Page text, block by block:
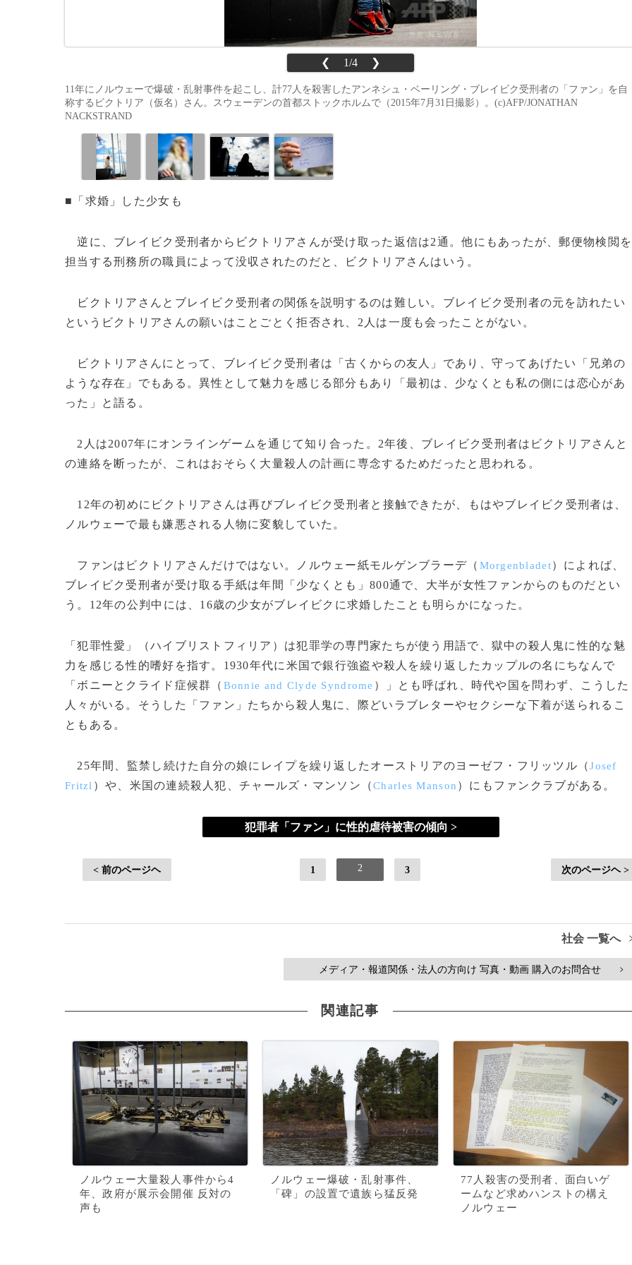
❮ 1/4 ❯
11年にノルウェーで爆破・乱射事件を起こし、計77人を殺害したアンネシュ・ベーリング・ブレイビク受刑者の「ファン」を自
称するビクトリア（仮名）さん。スウェーデンの首都ストックホルムで（2015年7月31日撮影）。(c)AFP/JONATHAN
NACKSTRAND
■「求婚」した少女も
逆に、ブレイビク受刑者からビクトリアさんが受け取った返信は2通。他にもあったが、郵便物検閲を
担当する刑務所の職員によって没収されたのだと、ビクトリアさんはいう。
ビクトリアさんとブレイビク受刑者の関係を説明するのは難しい。ブレイビク受刑者の元を訪れたい
というビクトリアさんの願いはことごとく拒否され、2人は一度も会ったことがない。
ビクトリアさんにとって、ブレイビク受刑者は「古くからの友人」であり、守ってあげたい「兄弟の
ような存在」でもある。異性として魅力を感じる部分もあり「最初は、少なくとも私の側には恋心があ
った」と語る。
2人は2007年にオンラインゲームを通じて知り合った。2年後、ブレイビク受刑者はビクトリアさんと
の連絡を断ったが、これはおそらく大量殺人の計画に専念するためだったと思われる。
12年の初めにビクトリアさんは再びブレイビク受刑者と接触できたが、もはやブレイビク受刑者は、
ノルウェーで最も嫌悪される人物に変貌していた。
ファンはビクトリアさんだけではない。ノルウェー紙モルゲンブラーデ（ Morgenbladet）によれば、
ブレイビク受刑者が受け取る手紙は年間「少なくとも」800通で、大半が女性ファンからのものだとい
う。12年の公判中には、16歳の少女がブレイビクに求婚したことも明らかになった。
「犯罪性愛」（ハイブリストフィリア）は犯罪学の専門家たちが使う用語で、獄中の殺人鬼に性的な魅
力を感じる性的嗜好を指す。1930年代に米国で銀行強盗や殺人を繰り返したカップルの名にちなんで
「ボニーとクライド症候群（ Bonnie and Clyde Syndrome ）」とも呼ばれ、時代や国を問わず、こうした
人々がいる。そうした「ファン」たちから殺人鬼に、際どいラブレターやセクシーな下着が送られるこ
ともある。
25年間、監禁し続けた自分の娘にレイプを繰り返したオーストリアのヨーゼフ・フリッツル（Josef
Fritzl ）や、米国の連続殺人犯、チャールズ・マンソン（Charles Manson ）にもファンクラブがある。
犯罪者「ファン」に性的虐待被害の傾向 >
< 前のページヘ 1 2 3 次のページヘ >
社会 一覧へ
メディア・報道関係・法人の方向け 写真・動画 購入のお問合せ >
関連記事
ノルウェー大量殺人事件から4
年、政府が展示会開催 反対の
声も
ノルウェー爆破・乱射事件、
「碑」の設置で遺族ら猛反発
77人殺害の受刑者、面白いゲ
ームなど求めハンストの構え
ノルウェー